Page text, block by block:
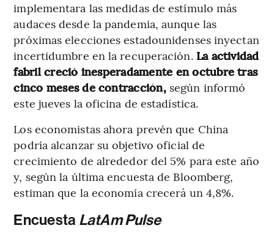
implementara las medidas de estímulo más
audaces desde la pandemia, aunque las
próximas elecciones estadounidenses inyectan
incertidumbre en la recuperación. La actividad
fabril creció inesperadamente en octubre tras
cinco meses de contracción,según informó
este jueves la oficina de estadística.
Los economistas ahora prevén que China
podría alcanzar su objetivo oficial de
crecimiento de alrededor del 5% para este año
y, según la última encuesta de Bloomberg,
estiman que la economía crecerá un 4,8%.
Encuesta LatAm Pulse